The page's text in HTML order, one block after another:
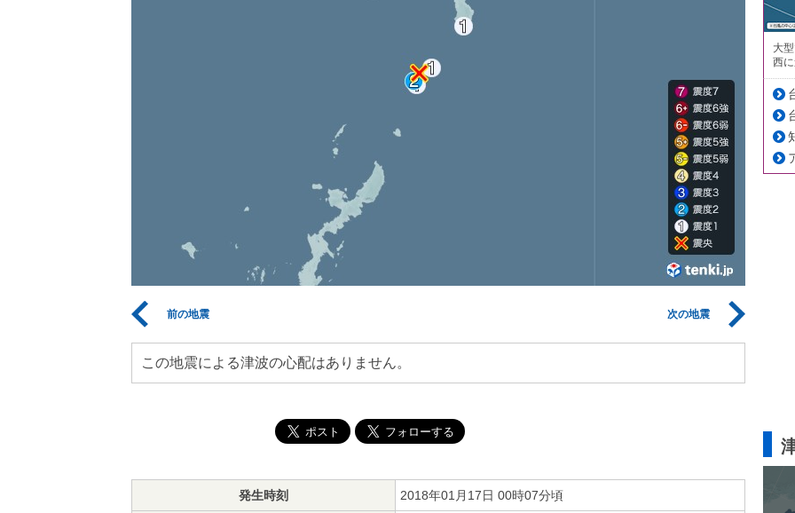
前の地震 次の地震
この地震による津波の心配はありません。
発生時刻 2018年01月17日 00時07分頃
大
西